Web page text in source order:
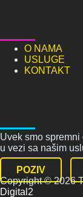
O NAMA
USLUGE
KONTAKT
Uvek smo
u vezi sa našim
POZIV
Copyright © 2026
Digital2